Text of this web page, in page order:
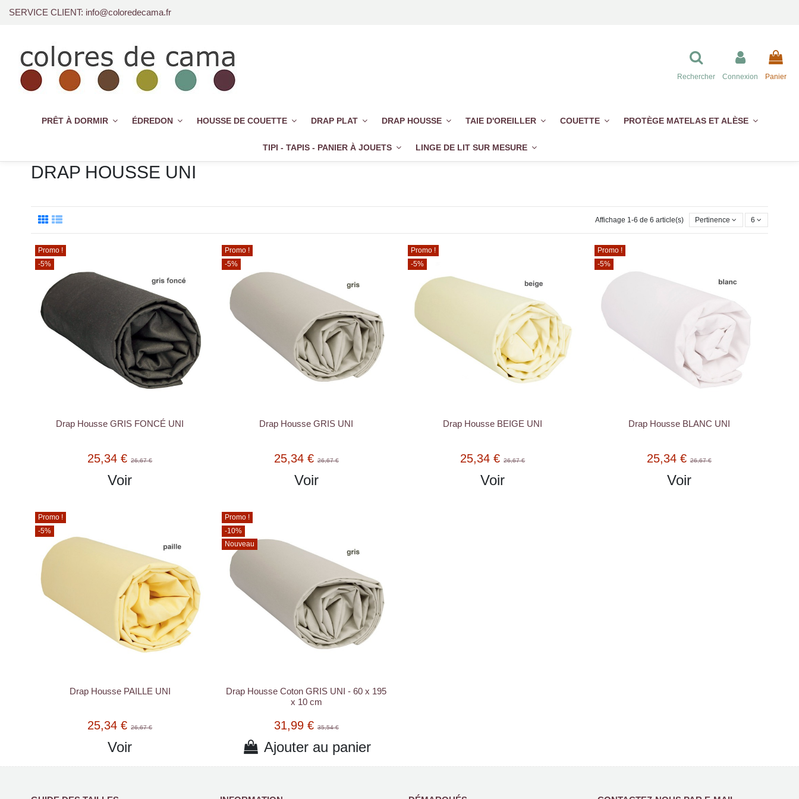
SERVICE CLIENT: info@coloredecama.fr
Rechercher Connexion Panier
PRÊT À DORMIR ÉDREDON HOUSSE DE COUETTE DRAP PLAT DRAP HOUSSE TAIE D'OREILLER COUETTE PROTÈGE MATELAS ET ALÈSE
TIPI - TAPIS - PANIER À JOUETS LINGE DE LIT SUR MESURE
DRAP HOUSSE UNI
Affichage 1-6 de 6 article(s) Pertinence 6
Promo !
-5%
Drap Housse GRIS FONCÉ UNI
25,34 €26,67 €
Voir
Promo !
-5%
Drap Housse GRIS UNI
25,34 €26,67 €
Voir
Promo !
-5%
Drap Housse BEIGE UNI
25,34 €26,67 €
Voir
Promo !
-5%
Drap Housse BLANC UNI
25,34 €26,67 €
Voir
Promo !
-5%
Drap Housse PAILLE UNI
25,34 €26,67 €
Voir
Promo !
-10%
Nouveau
Drap Housse Coton GRIS UNI - 60 x 195
x 10 cm
31,99 €35,54 €
Ajouter au panier